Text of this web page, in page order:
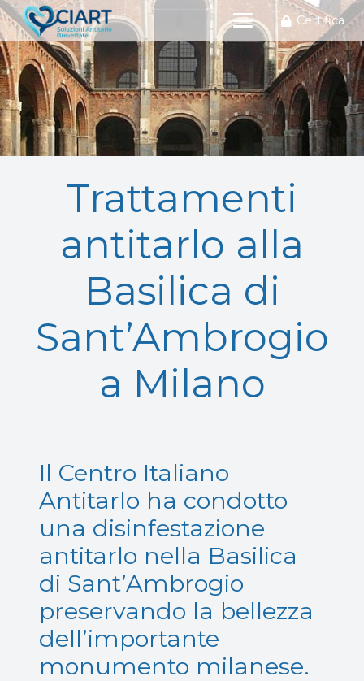
Certifica
Trattamenti
antitarlo alla
Basilica di
Sant’Ambrogio
a Milano
Il Centro Italiano
Antitarlo ha condotto
una disinfestazione
antitarlo nella Basilica
di Sant’Ambrogio
preservando la bellezza
dell’importante
monumento milanese.